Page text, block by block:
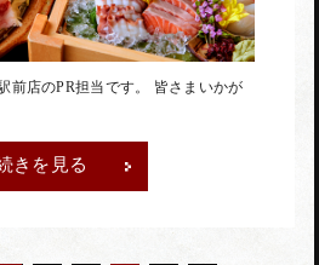
前店のPR担当です。 皆さまいかが
きを見る